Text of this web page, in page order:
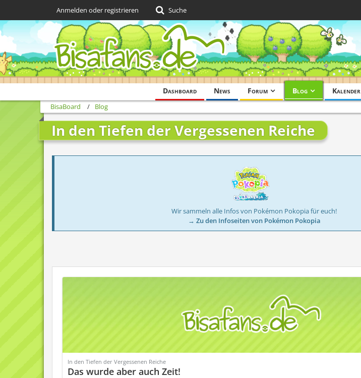
Dashboard News Forum Blog Kalender
Anmelden oder registrieren Suche
BisaBoard Blog
In den Tiefen der Vergessenen Reiche
Wir sammeln alle Infos von Pokémon Pokopia für euch!
→ Zu den Infoseiten von Pokémon Pokopia
In den Tiefen der Vergessenen Reiche
Das wurde aber auch Zeit!